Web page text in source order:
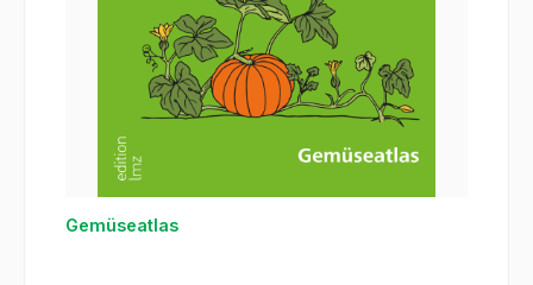
Gemüseatlas